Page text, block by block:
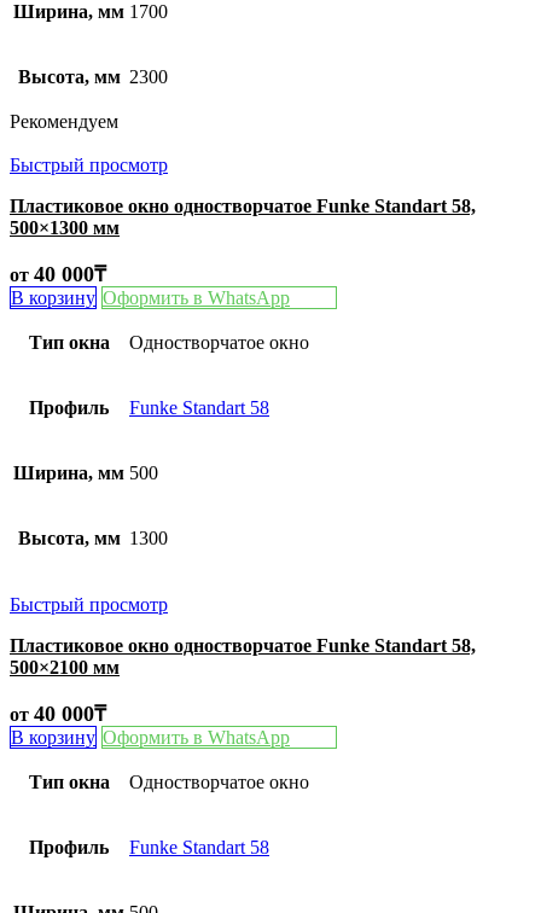
Ширина, мм 1700
Высота, мм 2300
Рекомендуем
Быстрый просмотр
Пластиковое окно одностворчатое Funke Standart 58,
500×1300 мм
от 40 000₸
В корзину Оформить в WhatsApp
Тип окна Одностворчатое окно
Профиль Funke Standart 58
Ширина, мм 500
Высота, мм 1300
Быстрый просмотр
Пластиковое окно одностворчатое Funke Standart 58,
500×2100 мм
от 40 000₸
В корзину Оформить в WhatsApp
Тип окна Одностворчатое окно
Профиль Funke Standart 58